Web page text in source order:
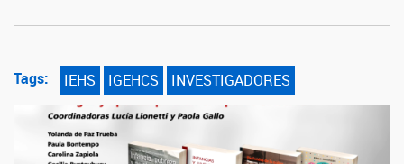
Tags: IEHS IGEHCS INVESTIGADORES